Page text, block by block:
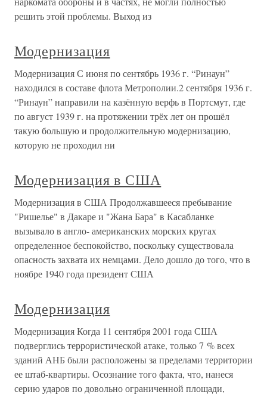
решить этой проблемы. Выход из
Модернизация
Модернизация С июня по сентябрь 1936 г. “Ринаун”
находился в составе флота Метрополии.2 сентября 1936 г.
“Ринаун” направили на казённую верфь в Портсмут, где
по август 1939 г. на протяжении трёх лет он прошёл
такую большую и продолжительную модернизацию,
которую не проходил ни
Модернизация в США
Модернизация в США Продолжавшееся пребывание
"Ришелье" в Дакаре и "Жана Бара" в Касабланке
вызывало в англо- американских морских кругах
определенное беспокойство, поскольку существовала
опасность захвата их немцами. Дело дошло до того, что в
ноябре 1940 года президент США
Модернизация
Модернизация Когда 11 сентября 2001 года США
подверглись террористической атаке, только 7 % всех
зданий АНБ были расположены за пределами территории
ее штаб-квартиры. Осознание того факта, что, нанеся
серию ударов по довольно ограниченной площади,